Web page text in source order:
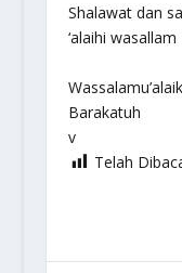
Shalawat dan
‘alaihi wasallam
Barakatuh
v
Telah